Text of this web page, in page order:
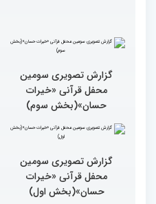
گزارش تصویری حواشی روز
پنجم چهلمین دوره مسابقات
بین المللی قرآن کریم
گزارش تصویری سومین
محفل قرآنی «خیرات
حسان»(بخش سوم)